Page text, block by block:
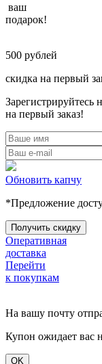
ваш
подарок!
500 рублей
скидка на первый
Зарегистрируйтесь
на первый заказ!
Обновить капчу
*Предложение
Оперативная
доставка
Перейти
к покупкам
На вашу почту
Купон ожидает вас
OK